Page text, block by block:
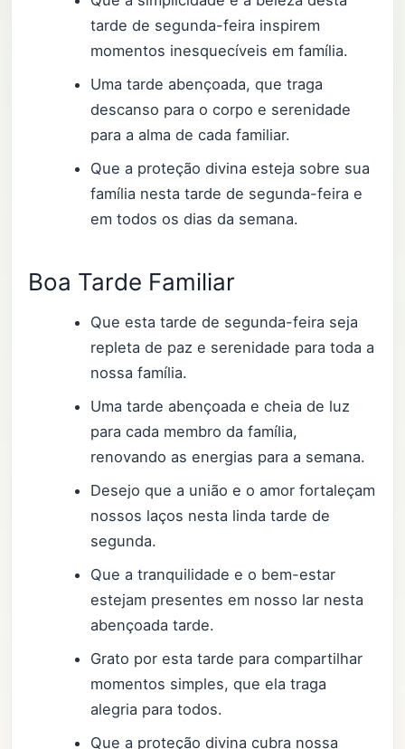
tarde de segunda-feira inspirem
momentos inesquecíveis em família.
Uma tarde abençoada, que traga
descanso para o corpo e serenidade
para a alma de cada familiar.
Que a proteção divina esteja sobre sua
família nesta tarde de segunda-feira e
em todos os dias da semana.
Boa Tarde Familiar
Que esta tarde de segunda-feira seja
repleta de paz e serenidade para toda a
nossa família.
Uma tarde abençoada e cheia de luz
para cada membro da família,
renovando as energias para a semana.
Desejo que a união e o amor fortaleçam
nossos laços nesta linda tarde de
segunda.
Que a tranquilidade e o bem-estar
estejam presentes em nosso lar nesta
abençoada tarde.
Grato por esta tarde para compartilhar
momentos simples, que ela traga
alegria para todos.
Que a proteção divina cubra nossa